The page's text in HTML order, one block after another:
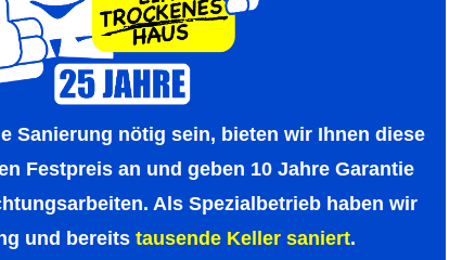
Sanie­rung nötig sein, bieten wir Ihnen diese
Fest­preis an und geben 10 Jahre Garan­tie
Als Spezial­betrieb haben wir
und bereitstausende Keller saniert.